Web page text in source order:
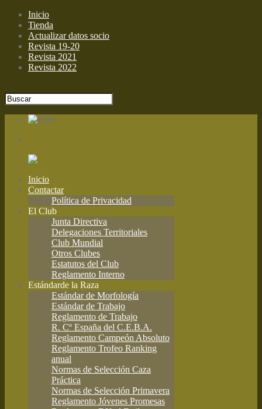
Inicio
Tienda
Actualizar datos socio
Revista 19-20
Revista 2021
Revista 2022
Inicio
Contactar
Política de Privacidad
El Club
Junta Directiva
Delegaciones Territoriales
Club Mundial
Otros Clubes
Estatutos del Club
Reglamento Interno
Estándarde la Raza
Estándar de Morfología
Estándar de Trabajo
Reglamento de Trabajo
R. Cº España del C.E.B.A.
Reglamento Campeón Absoluto
Reglamento Trofeo Ranking
anual
Normas de Selección Caza
Práctica
Normas de Selección Primavera
Reglamento Jóvenes Promesas